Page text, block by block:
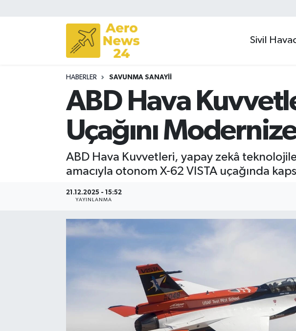
Sivil
HABERLER SAVUNMA SANAYII
ABD Hava
Uçağını
ABD Hava Kuvvetleri, yapay zekâ
amacıyla otonom X-62 VISTA uçağında
21.12.2025 - 15:52
YAYINLANMA
Sivil Havacılık